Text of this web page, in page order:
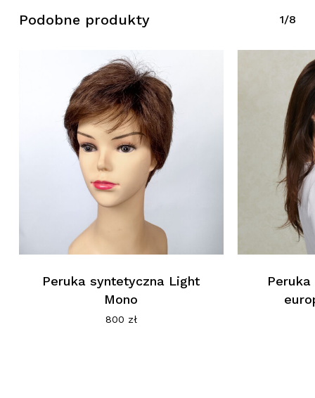
Brak produktów w koszyku.
Wróć Do Sklepu
Podobne produkty 1/8
Peruka syntetyczna Light
Mono
800 zł
Peruka